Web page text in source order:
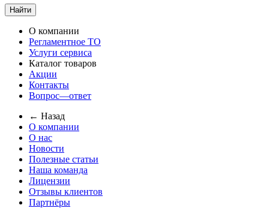
Найти
О компании
Регламентное ТО
Услуги сервиса
Каталог товаров
Акции
Контакты
Вопрос—ответ
← Назад
О компании
О нас
Новости
Полезные статьи
Наша команда
Лицензии
Отзывы клиентов
Партнёры